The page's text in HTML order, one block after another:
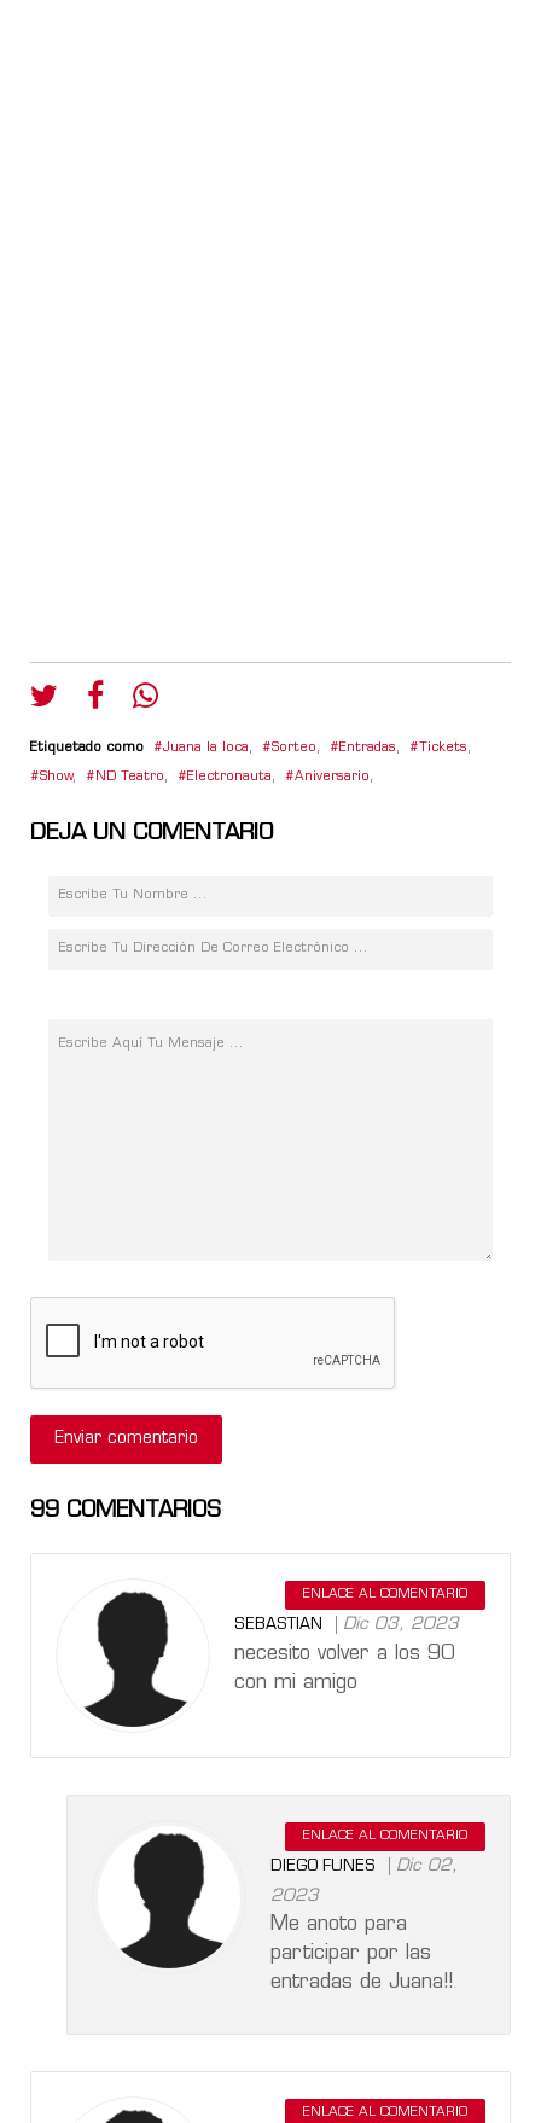
Etiquetado como Juana la loca, Sorteo, Entradas, Tickets,
Show, ND Teatro, Electronauta, Aniversario,
DEJA UN COMENTARIO
99 COMENTARIOS
ENLACE AL COMENTARIO
SEBASTIAN Dic 03, 2023
necesito volver a los 90
con mi amigo
ENLACE AL COMENTARIO
DIEGO FUNES
Dic 02,
2023
Me anoto para
participar por las
entradas de Juana!!
ENLACE AL COMENTARIO